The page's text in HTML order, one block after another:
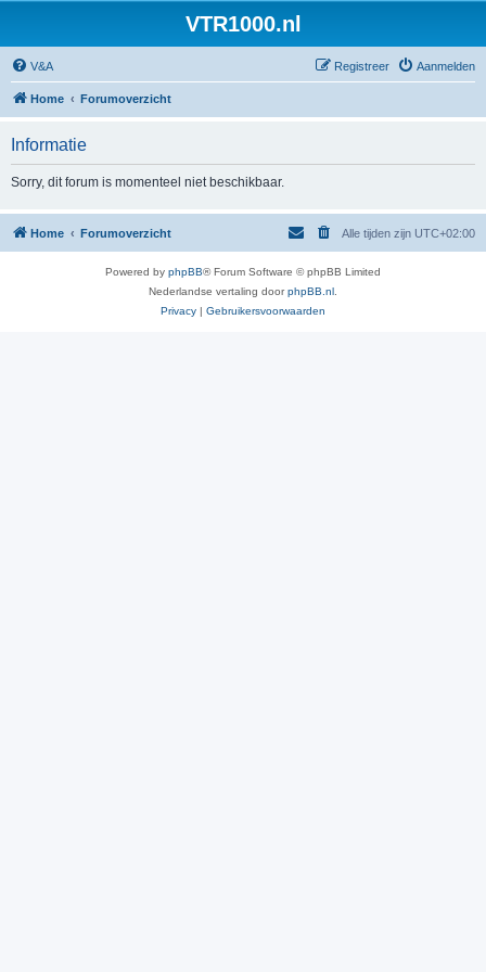
VTR1000.nl
V&A Aanmelden
Registreer
Home Forumoverzicht
Informatie
Sorry, dit forum is momenteel niet beschikbaar.
Home Forumoverzicht Alle tijden zijn UTC+02:00
Powered by phpBB® Forum Software © phpBB Limited
Nederlandse vertaling doorphpBB.nl
Privacy | Gebruikersvoorwaarden